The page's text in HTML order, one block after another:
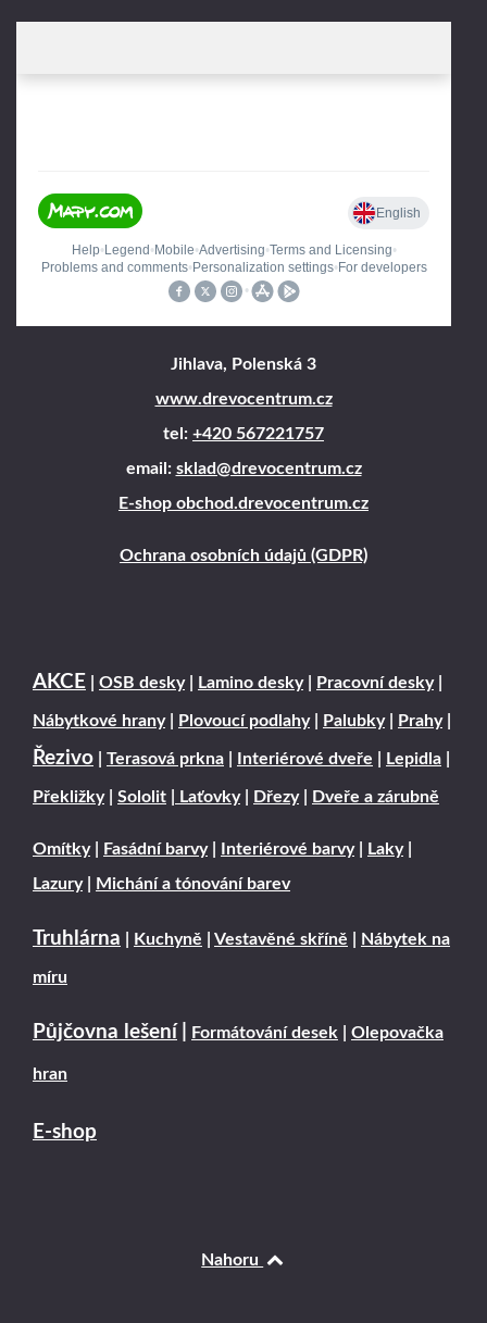
Jihlava, Polenská 3
www.drevocentrum.cz
tel: +420 567221757
email: sklad@drevocentrum.cz
E-shop obchod.drevocentrum.cz
Ochrana osobních údajů (GDPR)
AKCE OSB desky| Lamino desky| Pracovní desky|
Nábytkové hrany| Plovoucí podlahy| Palubky| Prahy|
Řezivo Terasová prkna Interiérové dveře Lepidla
Překližky| Sololit Laťovky| Dřezy| Dveře a zárubně
Omítky| Fasádní barvy| Interiérové barvy| Laky|
Lazury| Michání a tónování barev
Truhlárna Kuchyně Vestavěné skříně Nábytek na
míru
Půjčovna lešení Formátování desek Olepovačka
hran
E-shop
Nahoru